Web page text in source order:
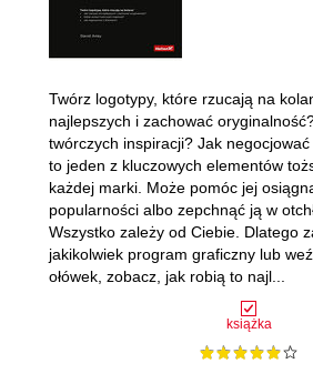
książka
Twórz logotypy, które rzucają na
najlepszych i zachować
twórczych inspiracji? Jak
to jeden z kluczowych elementów
każdej marki. Może pomóc jej
popularności albo zepchnąć ją w
Wszystko zależy od Ciebie. Dlatego
jakikolwiek program graficzny lub
ołówek, zobacz, jak robią to najl...